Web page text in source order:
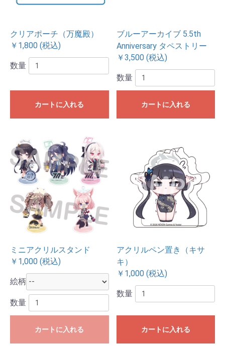
クリアポーチ（万魔殿）
￥1,800 (税込)
数量
カートに入れる
ブルーアーカイブ 5.5th
Anniversary タペストリー
￥3,500 (税込)
数量
カートに入れる
ミニアクリルスタンド
￥1,000 (税込)
絵柄
数量
カートに入れる
アクリルペン置き（キサ
キ）
￥1,000 (税込)
数量
カートに入れる